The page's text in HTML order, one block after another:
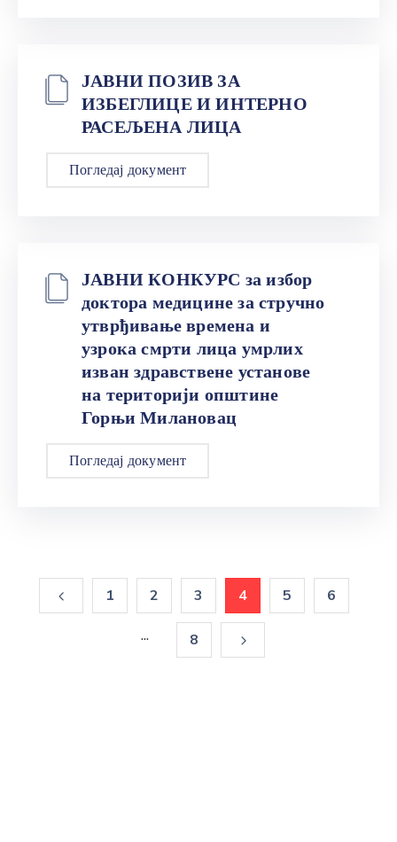
ЈАВНИ ПОЗИВ ЗА
ИЗБЕГЛИЦЕ И ИНТЕРНО
РАСЕЉЕНА ЛИЦА
Погледај документ
ЈАВНИ КОНКУРС за избор
доктора медицине за стручно
утврђивање времена и
узрока смрти лица умрлих
изван здравствене установе
на територији општине
Горњи Милановац
Погледај документ
1 2 3 4 5 6
... 8